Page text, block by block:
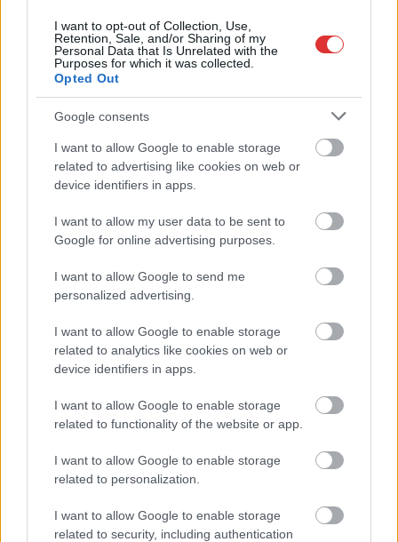
I want to opt-out of Collection, Use,
Retention, Sale, and/or Sharing of my
Personal Data that Is Unrelated with the
Purposes for which it was collected.
Opted Out
Google consents
I want to allow Google to enable storage
related to advertising like cookies on web or
device identifiers in apps.
I want to allow my user data to be sent to
Google for online advertising purposes.
I want to allow Google to send me
personalized advertising.
I want to allow Google to enable storage
related to analytics like cookies on web or
device identifiers in apps.
I want to allow Google to enable storage
related to functionality of the website or app.
I want to allow Google to enable storage
related to personalization.
I want to allow Google to enable storage
related to security, including authentication
Adja meg keresztnevét:
meg e-mail címét:
ot
Nem szeretne lemaradni semmiről? Csak egy kattintás, és hírlevelünk a
legfrissebb információkkal és exkluzív tartalmakkal hétről hétre
postaládájába érkezik!